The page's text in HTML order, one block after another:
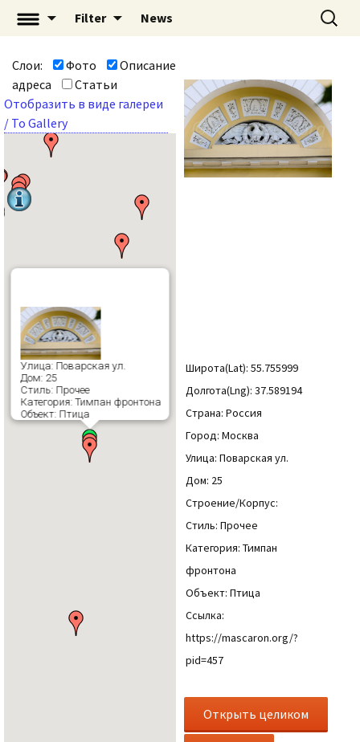
«Mascaron: Незримый
город» | mascaron.org
Filter News Найти:
Слои: Фото
Описание
адреса
Статьи
Отобразить в виде галереи
/ To Gallery
Улица: Поварская ул.
Дом: 25
Стиль: Прочее
Категория: Тимпан фронтона
Объект: Птица
Широта(Lat): 55.755999
Долгота(Lng): 37.589194
Страна: Россия
Город: Москва
Улица: Поварская ул.
Дом: 25
Строение/Корпус:
Стиль: Прочее
Категория: Тимпан
фронтона
Объект: Птица
Ссылка:
https://mascaron.org/?
pid=457